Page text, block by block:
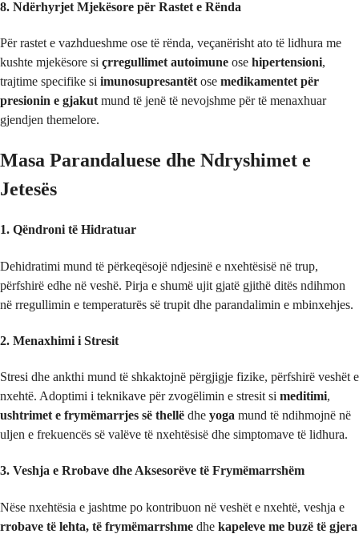
8. Ndërhyrjet Mjekësore për Rastet e Rënda
Për rastet e vazhdueshme ose të rënda, veçanërisht ato të lidhura me
kushte mjekësore si çrregullimet autoimune ose hipertensioni,
trajtime specifike si imunosupresantët ose medikamentet për
presionin e gjakut mund të jenë të nevojshme për të menaxhuar
gjendjen themelore.
Masa Parandaluese dhe Ndryshimet e
Jetesës
1. Qëndroni të Hidratuar
Dehidratimi mund të përkeqësojë ndjesinë e nxehtësisë në trup,
përfshirë edhe në veshë. Pirja e shumë ujit gjatë gjithë ditës ndihmon
në rregullimin e temperaturës së trupit dhe parandalimin e mbinxehjes.
2. Menaxhimi i Stresit
Stresi dhe ankthi mund të shkaktojnë përgjigje fizike, përfshirë veshët e
nxehtë. Adoptimi i teknikave për zvogëlimin e stresit si meditimi,
ushtrimet e frymëmarrjes së thellë dhe yoga mund të ndihmojnë në
uljen e frekuencës së valëve të nxehtësisë dhe simptomave të lidhura.
3. Veshja e Rrobave dhe Aksesorëve të Frymëmarrshëm
Nëse nxehtësia e jashtme po kontribuon në veshët e nxehtë, veshja e
rrobave të lehta, të frymëmarrshme dhe kapeleve me buzë të gjera